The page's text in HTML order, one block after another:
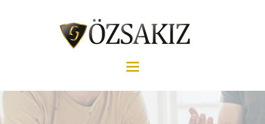
HAKKIMIZDA